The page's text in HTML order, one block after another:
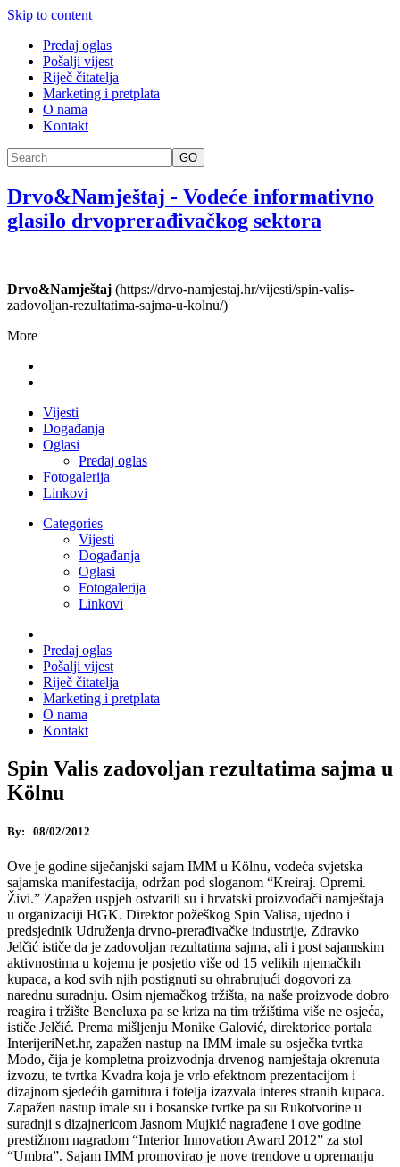
Skip to content
Predaj oglas
Pošalji vijest
Riječ čitatelja
Marketing i pretplata
O nama
Kontakt
GO
Drvo&Namještaj - Vodeće informativno
glasilo drvoprerađivačkog sektora
Drvo&Namještaj (https://drvo-namjestaj.hr/vijesti/spin-valis-
zadovoljan-rezultatima-sajma-u-kolnu/)
More
Vijesti
Događanja
Oglasi
Predaj oglas
Fotogalerija
Linkovi
Categories
Vijesti
Događanja
Oglasi
Fotogalerija
Linkovi
Predaj oglas
Pošalji vijest
Riječ čitatelja
Marketing i pretplata
O nama
Kontakt
Spin Valis zadovoljan rezultatima sajma u
Kölnu
By: | 08/02/2012
Ove je godine siječanjski sajam IMM u Kölnu, vodeća svjetska
sajamska manifestacija, održan pod sloganom “Kreiraj. Opremi.
Živi.” Zapažen uspjeh ostvarili su i hrvatski proizvođači namještaja
u organizaciji HGK. Direktor požeškog Spin Valisa, ujedno i
predsjednik Udruženja drvno-prerađivačke industrije, Zdravko
Jelčić ističe da je zadovoljan rezultatima sajma, ali i post sajamskim
aktivnostima u kojemu je posjetio više od 15 velikih njemačkih
kupaca, a kod svih njih postignuti su ohrabrujući dogovori za
narednu suradnju. Osim njemačkog tržišta, na naše proizvode dobro
reagira i tržište Beneluxa pa se kriza na tim tržištima više ne osjeća,
ističe Jelčić. Prema mišljenju Monike Galović, direktorice portala
InterijeriNet.hr, zapažen nastup na IMM imale su osječka tvrtka
Modo, čija je kompletna proizvodnja drvenog namještaja okrenuta
izvozu, te tvrtka Kvadra koja je vrlo efektnom prezentacijom i
dizajnom sjedećih garnitura i fotelja izazvala interes stranih kupaca.
Zapažen nastup imale su i bosanske tvrtke pa su Rukotvorine u
suradnji s dizajnericom Jasnom Mujkić nagrađene i ove godine
prestižnom nagradom “Interior Innovation Award 2012” za stol
“Umbra”. Sajam IMM promovirao je nove trendove u opremanju